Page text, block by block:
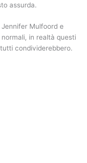
assurda.
Mulfoord e
in realtà questi
condividerebbero.